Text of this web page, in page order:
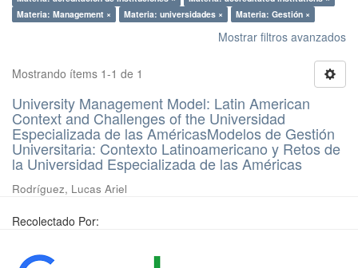
Materia: Management ×
Materia: universidades × Materia: Gestión ×
Mostrar filtros avanzados
Mostrando ítems 1-1 de 1
University Management Model: Latin American
Context and Challenges of the Universidad
Especializada de las AméricasModelos de Gestión
Universitaria: Contexto Latinoamericano y Retos de
la Universidad Especializada de las Américas
Rodríguez, Lucas Ariel
Recolectado Por: